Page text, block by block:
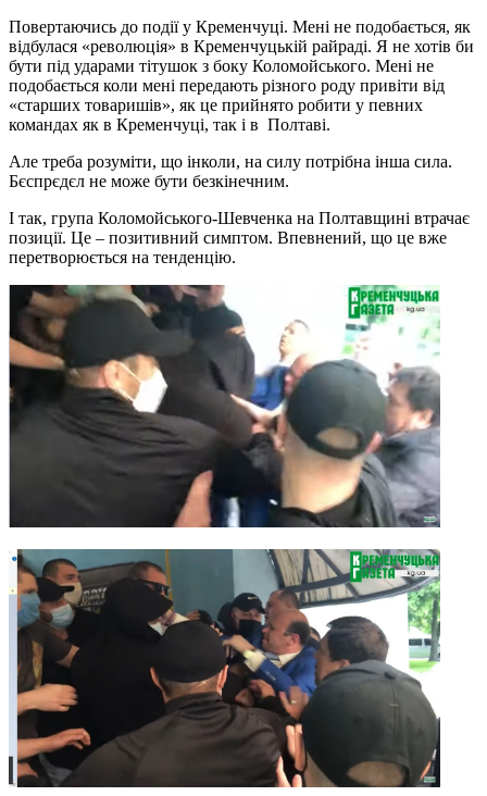
Повертаючись до події у Кременчуці. Мені не подобається, як
відбулася «революція» в Кременчуцькій райраді. Я не хотів би
бути під ударами тітушок з боку Коломойського. Мені не
подобається коли мені передають різного роду привіти від
«старших товаришів», як це прийнято робити у певних
командах як в Кременчуці, так і в Полтаві.
Але треба розуміти, що інколи, на силу потрібна інша сила.
Бєспрєдєл не може бути безкінечним.
І так, група Коломойського-Шевченка на Полтавщині втрачає
позиції. Це – позитивний симптом. Впевнений, що це вже
перетворюється на тенденцію.